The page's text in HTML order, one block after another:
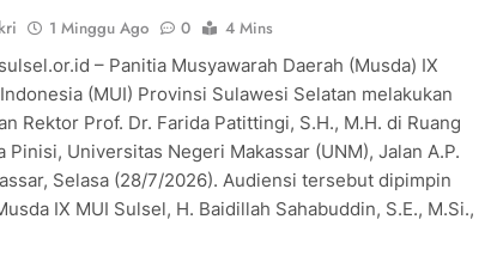
1 Minggu Ago 0
4 Mins
– Panitia Musyawarah Daerah (Musda) IX
(MUI) Provinsi Sulawesi Selatan melakukan
Rektor Prof. Dr. Farida Patittingi, S.H., M.H. di Ruang
Pinisi, Universitas Negeri Makassar (UNM), Jalan A.P.
Selasa (28/7/2026). Audiensi tersebut dipimpin
IX MUI Sulsel, H. Baidillah Sahabuddin, S.E., M.Si.,